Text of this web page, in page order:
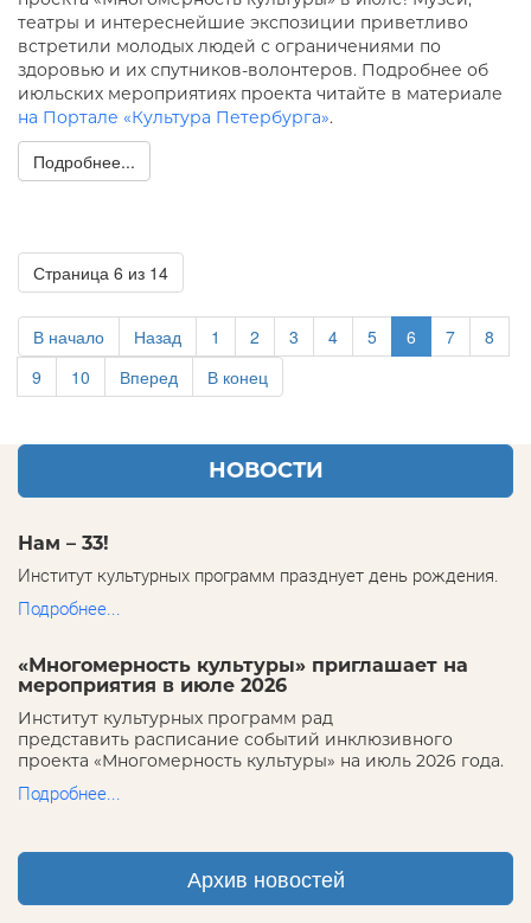
театры и интереснейшие экспозиции приветливо
встретили молодых людей с ограничениями по
здоровью и их спутников-волонтеров. Подробнее об
июльских мероприятиях проекта читайте в материале
на Портале «Культура Петербурга».
Подробнее...
Страница 6 из 14
В начало Назад 1 2 3 4 5 6 7
8
9
10 Вперед В конец
НОВОСТИ
Нам – 33!
Институт культурных программ празднует день рождения.
Подробнее...
«Многомерность культуры» приглашает на
мероприятия в июле 2026
Институт культурных программ рад
представить расписание событий инклюзивного
проекта «Многомерность культуры» на июль 2026 года.
Подробнее...
Архив новостей